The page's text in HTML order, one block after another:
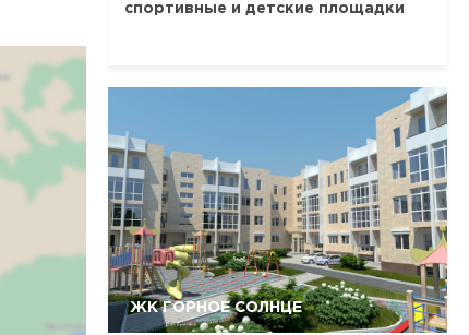
спортивные и детские площадки
ЖК ГОРНОЕ СОЛНЦЕ